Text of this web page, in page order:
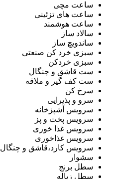
ساعت مچی
ساعت های تزئینی
ساعت هوشمند
سالاد ساز
ساندویچ ساز
سبزی خرد کن صنعتی
سبزی خردکن
ست قاشق و چنگال
ست کف گیر و ملاقه
سرخ کن
سرو و پذیرایی
سرویس آشپزخانه
سرویس پخت و پز
سرویس غذا خوری
سرویس غذاخوری
سرویس کارد،قاشق و چنگال
سشوار
سطل برنج
سطل زباله